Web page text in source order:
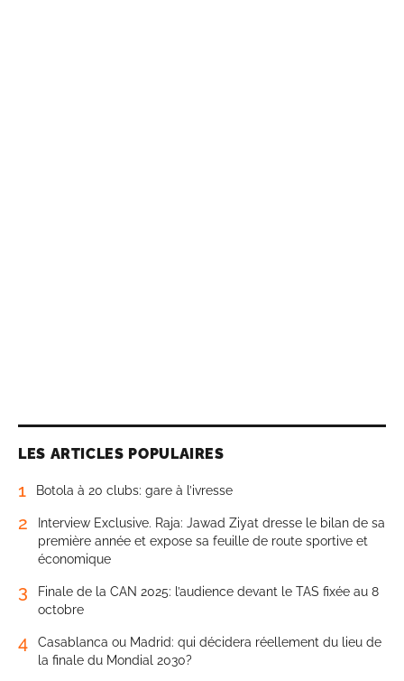
LES ARTICLES POPULAIRES
1 Botola à 20 clubs: gare à l’ivresse
2
Interview Exclusive. Raja: Jawad Ziyat dresse le bilan de sa
première année et expose sa feuille de route sportive et
économique
3
Finale de la CAN 2025: l’audience devant le TAS fixée au 8
octobre
4
Casablanca ou Madrid: qui décidera réellement du lieu de
la finale du Mondial 2030?